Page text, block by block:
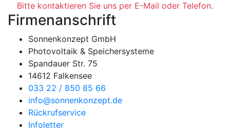
Bitte kontaktieren Sie uns per E-Mail oder Telefon.
Firmenanschrift
Sonnenkonzept GmbH
Photovoltaik & Speichersysteme
Spandauer Str. 75
14612 Falkensee
033 22 / 850 85 66
info@sonnenkonzept.de
Rückrufservice
Infoletter